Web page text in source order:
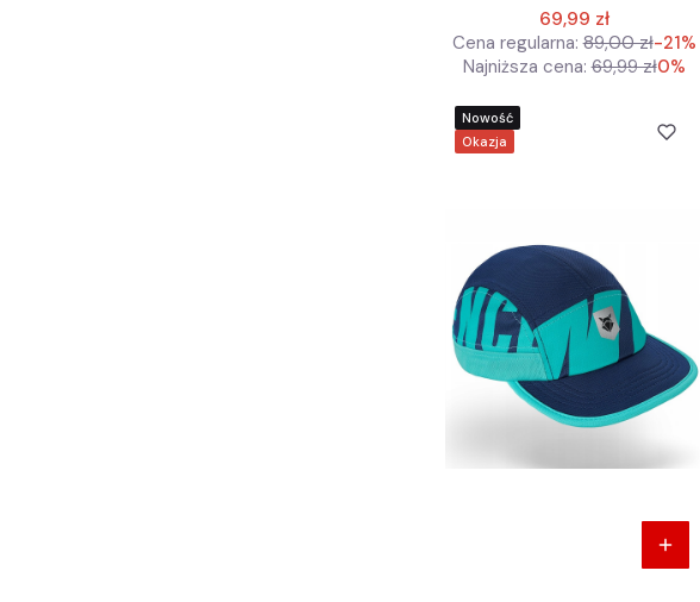
69,99 zł
Cena regularna: 89,00 zł-21%
Najniższa cena: 69,99 zł0%
Okazja
Nowość